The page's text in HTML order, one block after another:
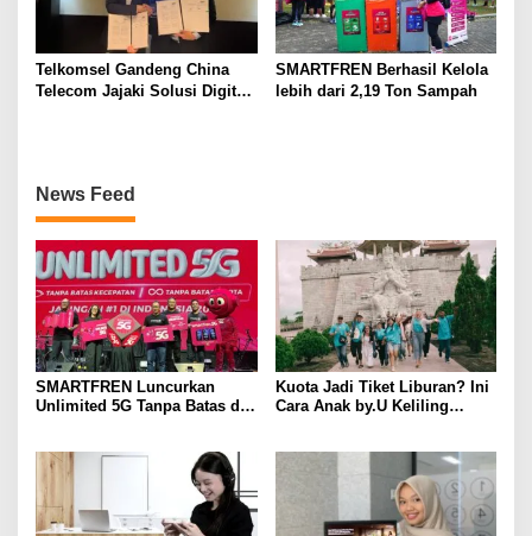
Telkomsel Gandeng China
Telecom Jajaki Solusi Digital
SMARTFREN Berhasil Kelola
lebih dari 2,19 Ton Sampah
News Feed
SMARTFREN Luncurkan
Unlimited 5G Tanpa Batas di
Kuota Jadi Tiket Liburan? Ini
Cara Anak by.U Keliling